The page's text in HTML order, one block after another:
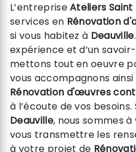
L’entrepriseAteliers
services en Rénovation
si vous habitez à Deauville
expérience et d’un
mettons tout en oeuvre
vous accompagnons
Rénovation d'œuvres
à l’écoute de vos
Deauville, nous sommes
vous transmettre les
à votre projet de